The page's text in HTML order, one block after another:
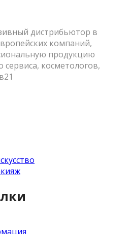
дистрибьютор в
компаний,
продукцию
сервиса, косметологов,